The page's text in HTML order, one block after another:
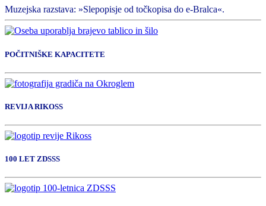
Muzejska razstava: »Slepopisje od točkopisa do e-Bralca«.
POČITNIŠKE KAPACITETE
REVIJA RIKOSS
100 LET ZDSSS